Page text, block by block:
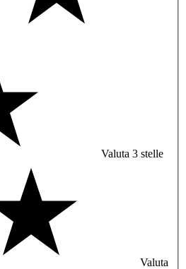
Valuta 3 stelle
Valuta